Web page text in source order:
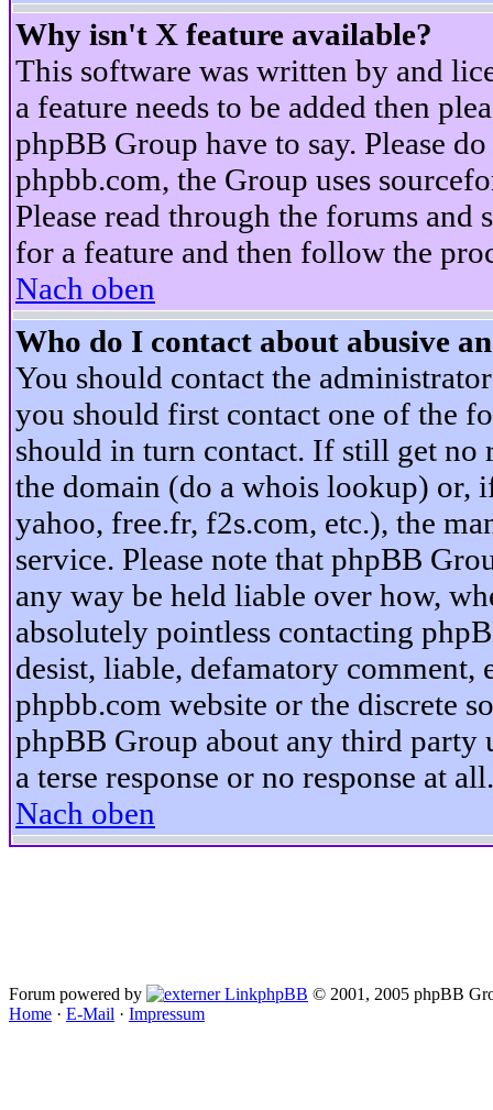
Why isn't X feature available?
This software was written by and
a feature needs to be added then
phpBB Group have to say. Please
phpbb.com, the Group uses
Please read through the forums
for a feature and then follow the
Nach oben
Who do I contact about abusive
You should contact the
you should first contact one of the
should in turn contact. If still get no
the domain (do a whois lookup) or,
yahoo, free.fr, f2s.com, etc.), the
service. Please note that phpBB
any way be held liable over how,
absolutely pointless contacting
desist, liable, defamatory
phpbb.com website or the discrete
phpBB Group about any third party
a terse response or no response at all.
Nach oben
Forum powered by phpBB © 2001, 2005 phpBB
Home · E-Mail · Impressum